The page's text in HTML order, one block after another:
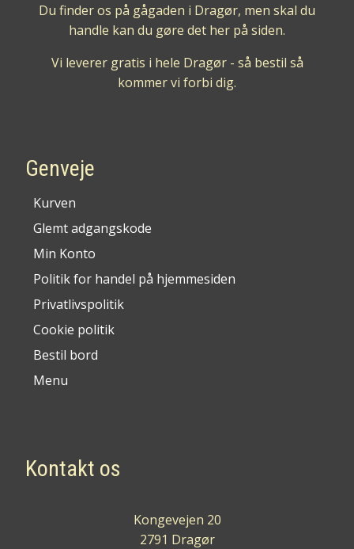
Du finder os på gågaden i Dragør, men skal du
handle kan du gøre det her på siden.
Vi leverer gratis i hele Dragør - så bestil så
kommer vi forbi dig.
Genveje
Kurven
Glemt adgangskode
Min Konto
Politik for handel på hjemmesiden
Privatlivspolitik
Cookie politik
Bestil bord
Menu
Kontakt os
Kongevejen 20
2791 Dragør